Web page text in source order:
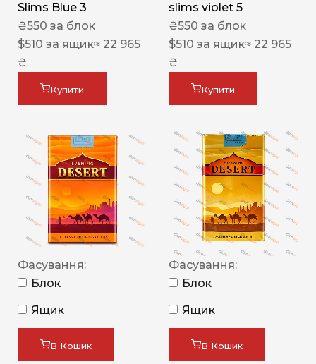
Slims Blue 3
₴550 за блок
$510 за ящик≈ 22 965
₴
Купити
slims violet 5
₴550 за блок
$510 за ящик≈ 22 965
₴
Купити
Фасування:
Блок
Ящик
В Кошик
Фасування:
Блок
Ящик
В Кошик